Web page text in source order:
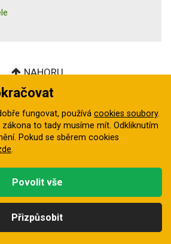
NAHORU
osobních údajů za účelem
reCaptcha
zadaním vaší e-mailové adresy
budeme zasílat do vaší
fungovat, používá cookies soubory.
zákona to tady musíme mít. Odkliknutím
Pokud se sběrem cookies
.
Přizpůsobit
Povolit vše